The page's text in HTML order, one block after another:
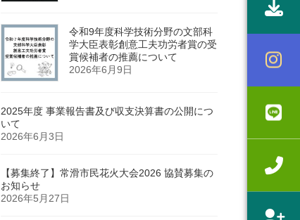
令和9年度科学技術分野の文部科
学大臣表彰創意工夫功労者賞の受
賞候補者の推薦について
2026年6月9日
2025年度 事業報告書及び収支決算書の公開につ
いて
2026年6月3日
【募集終了】常滑市民花火大会2026 協賛募集の
お知らせ
2026年5月27日